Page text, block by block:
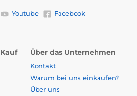
Youtube
Facebook
Über das Unternehmen
Kontakt
Warum bei uns einkaufen?
Über uns